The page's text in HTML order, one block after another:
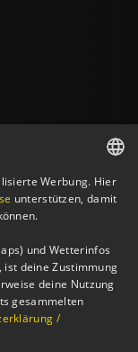
GERMAN
Werbung. Hier
unterstützen, damit
und Wetterinfos
deine Zustimmung
deine Nutzung
gesammelten
/